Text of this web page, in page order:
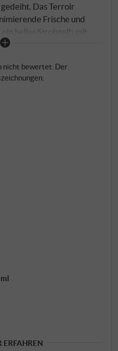
Das Terroir
Frische und
helles Strohgelb mit
Nase florale Noten von
Am Gaumen duftig
zarter Würze und
Ausklang. Ein
Weißwein mit
zu Antipasti, Fisch oder
nicht bewertet. Der
ERFAHREN